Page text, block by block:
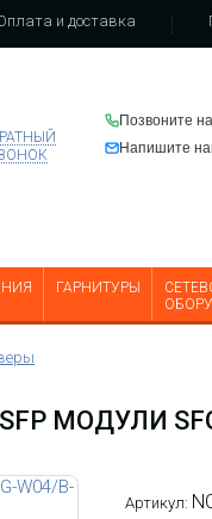
и доставка
Позвоните
Напишите
ГАРНИТУРЫ
МОДУЛИ
Артикул: